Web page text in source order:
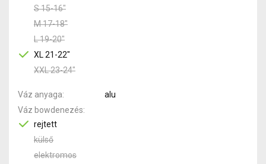
S 15-16"
M 17-18"
L 19-20"
XL 21-22"
XXL 23-24"
Váz anyaga
alu
Váz bowdenezés
rejtett
külső
elektromos